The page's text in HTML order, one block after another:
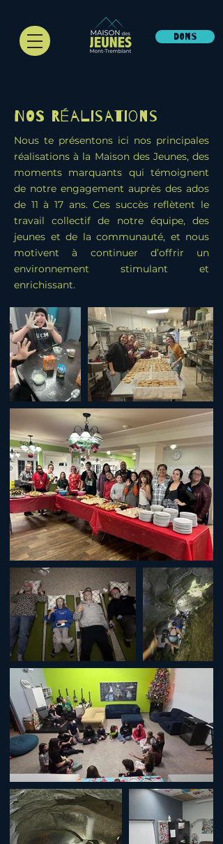
DONS
NOS Réalisations
Nous te présentons ici nos principales
réalisations à la Maison des Jeunes, des
moments marquants qui témoignent
de notre engagement auprès des ados
de 11 à 17 ans. Ces succès reflètent le
travail collectif de notre équipe, des
jeunes et de la communauté, et nous
motivent à continuer d’offrir un
environnement stimulant et
enrichissant.